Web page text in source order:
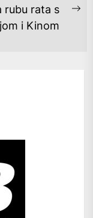
rubu rata s
i Kinom